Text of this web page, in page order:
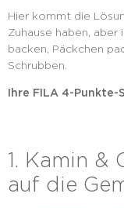
Hier kommt die
Zuhause haben,
backen, Päckchen
Schrubben.
Ihre FILA 4-
1. Kamin &
auf die